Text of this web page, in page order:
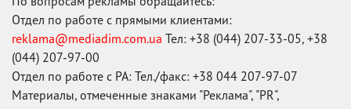
Отдел по работе с прямыми клиентами:
reklama@mediadim.com.ua Тел: +38 (044) 207-33-05, +38
(044) 207-97-00
Отдел по работе с РА: Тел./факс: +38 044 207-97-07
Материалы, отмеченные знаками "Реклама", "PR",